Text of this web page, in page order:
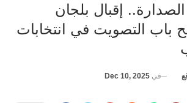
إقبال بلجان
باب التصويت في انتخابات
في Dec 10, 2025